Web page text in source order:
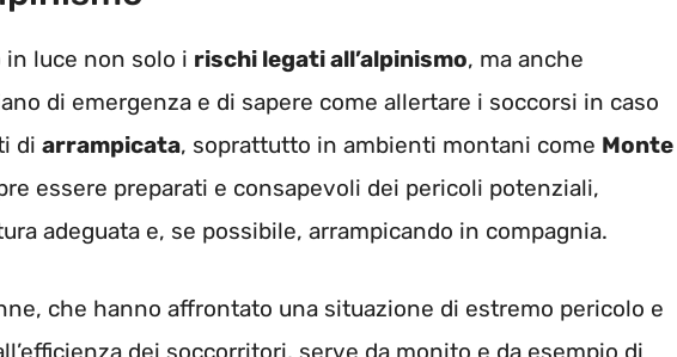
in luce non solo i rischi legati all’alpinismo, ma anche
di emergenza e di sapere come allertare i soccorsi in caso
di arrampicata, soprattutto in ambienti montani come Monte
essere preparati e consapevoli dei pericoli potenziali,
adeguata e, se possibile, arrampicando in compagnia.
che hanno affrontato una situazione di estremo pericolo e
dei soccorritori, serve da monito e da esempio di